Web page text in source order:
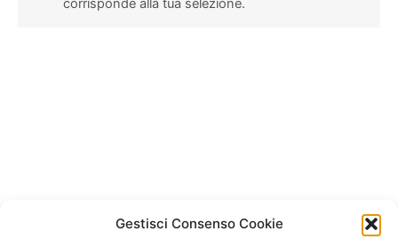
Gestisci Consenso Cookie
corrisponde alla tua selezione.